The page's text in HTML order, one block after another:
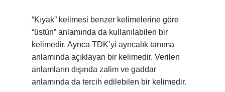
“Kıyak” kelimesi benzer kelimelerine göre
“üstün” anlamında da kullanılabilen bir
kelimedir. Ayrıca TDK’yi ayrıcalık tanıma
anlamında açıklayan bir kelimedir. Verilen
anlamların dışında zalim ve gaddar
anlamında da tercih edilebilen bir kelimedir.